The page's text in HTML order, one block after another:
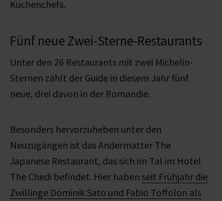
Küchenchefs.
Fünf neue Zwei-Sterne-Restaurants
Unter den 26 Restaurants mit zwei Michelin-
Sternen zählt der Guide in diesem Jahr fünf
neue, drei davon in der Romandie.
Besonders hervorzuheben unter den
Neuzugängen ist das Andermatter The
Japanese Restaurant, das sich im Tal im Hotel
The Chedi befindet. Hier haben seit Frühjahr die
Zwillinge Dominik Sato und Fabio Toffolon als